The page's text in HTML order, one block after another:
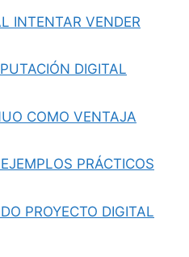
INTENTAR VENDER
DIGITAL
COMO VENTAJA
PRÁCTICOS
PROYECTO DIGITAL